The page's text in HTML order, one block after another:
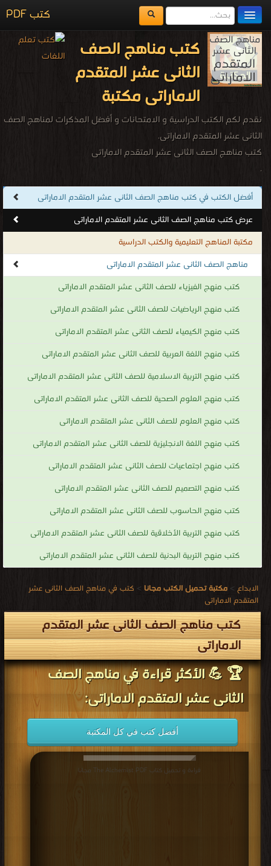
كتب PDF
مكتبة الكتب
المكتبات
يُقرأ حالياً
اضف كتاب
كتب مناهج الصف
الثانى عشر المتقدم
الاماراتى مكتبة
نقدم لكم الكتب الدراسية و الامتحانات و أفضل المذكرات لمناهج الصف
الثانى عشر المتقدم الاماراتى.
كتب مناهج الصف الثانى عشر المتقدم الاماراتى
.
أفضل الكتب في كتب مناهج الصف الثانى عشر المتقدم الاماراتى
عرض كتب مناهج الصف الثانى عشر المتقدم الاماراتى
مكتبة المناهج التعليمية والكتب الدراسية
مناهج الصف الثانى عشر المتقدم الاماراتى
كتب منهج الفيزياء للصف الثانى عشر المتقدم الاماراتى
كتب منهج الرياضيات للصف الثانى عشر المتقدم الاماراتى
كتب منهج الكيمياء للصف الثانى عشر المتقدم الاماراتى
كتب منهج اللغة العربية للصف الثانى عشر المتقدم الاماراتى
كتب منهج التربية الاسلامية للصف الثانى عشر المتقدم الاماراتى
كتب منهج العلوم الصحية للصف الثانى عشر المتقدم الاماراتى
كتب منهج العلوم للصف الثانى عشر المتقدم الاماراتى
كتب منهج اللغة الانجليزية للصف الثانى عشر المتقدم الاماراتى
كتب منهج اجتماعيات للصف الثانى عشر المتقدم الاماراتى
كتب منهج التصميم للصف الثانى عشر المتقدم الاماراتى
كتب منهج الحاسوب للصف الثانى عشر المتقدم الاماراتى
كتب منهج التربية الأخلاقية للصف الثانى عشر المتقدم الاماراتى
كتب منهج التربية البدنية للصف الثانى عشر المتقدم الاماراتى
الابداع > مكتبة تحميل الكتب مجانا > كتب في مناهج الصف الثانى عشر
المتقدم الاماراتى
كتب مناهج الصف الثانى عشر المتقدم
الاماراتى
🏆 💪 الأكثر قراءة في مناهج الصف
الثانى عشر المتقدم الاماراتى:
أفضل كتب في كل المكتبة
قراءة و تحميل كتاب The Alchemist PDF مجانا